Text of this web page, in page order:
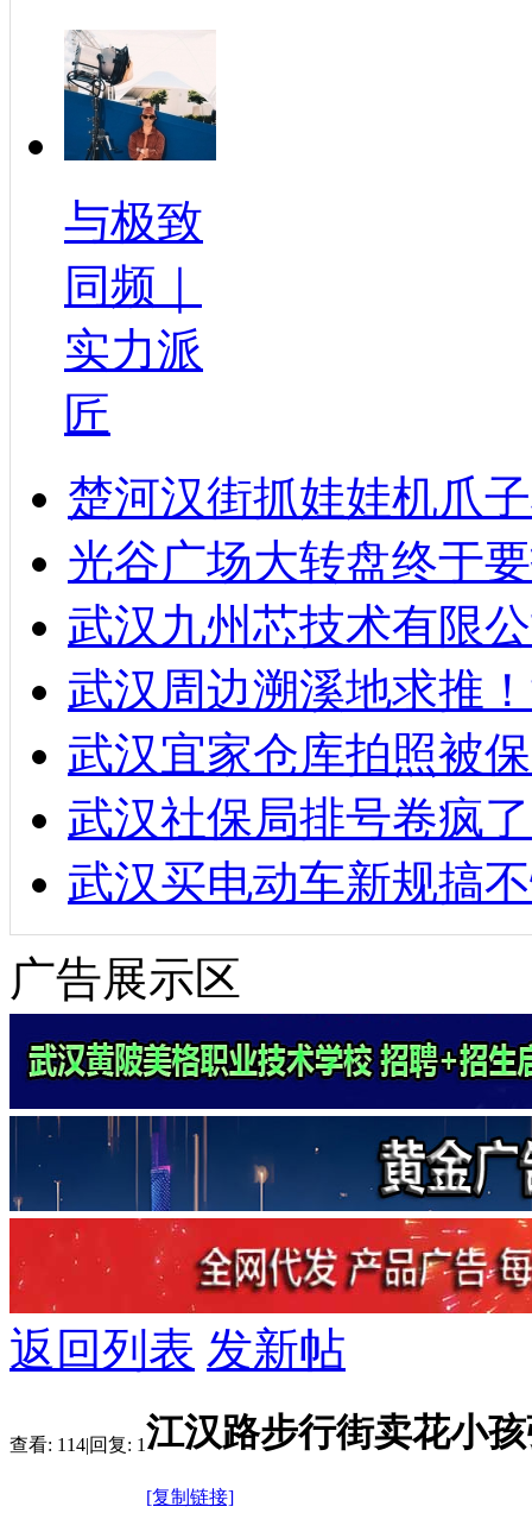
与极致
同频｜
实力派
匠
楚河汉街抓娃娃机爪
光谷广场大转盘终于
武汉九州芯技术有限
武汉周边溯溪地求推
武汉宜家仓库拍照被
武汉社保局排号卷疯
武汉买电动车新规搞
广告展示区
返回列表 发新帖
查看: 114|回复: 1江汉路步行街卖花小
[复制链接]